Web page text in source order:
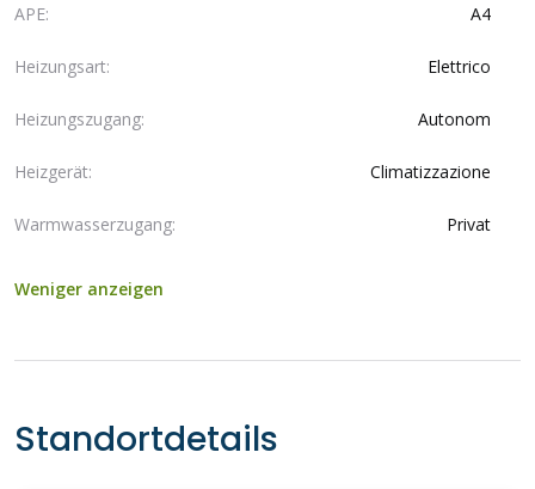
APE: A4
Heizungsart: Elettrico
Heizungszugang: Autonom
Heizgerät: Climatizzazione
Warmwasserzugang: Privat
Weniger anzeigen
Standortdetails